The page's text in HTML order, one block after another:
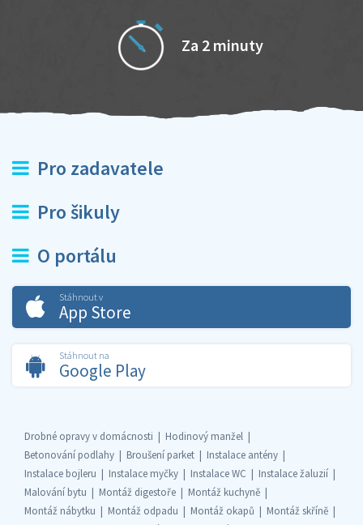
Za 2 minuty
Pro zadavatele
Pro šikuly
O portálu
Stáhnout v
App Store
Stáhnout na
Google Play
Drobné opravy v domácnosti
Hodinový manžel
Betonování podlahy
Broušení parket
Instalace antény
Instalace bojleru
Instalace myčky Instalace WC
Instalace žaluzií
Malování bytu
Montáž digestoře
Montáž kuchyně
Montáž nábytku
Montáž odpadu Montáž okapů
Montáž skříně